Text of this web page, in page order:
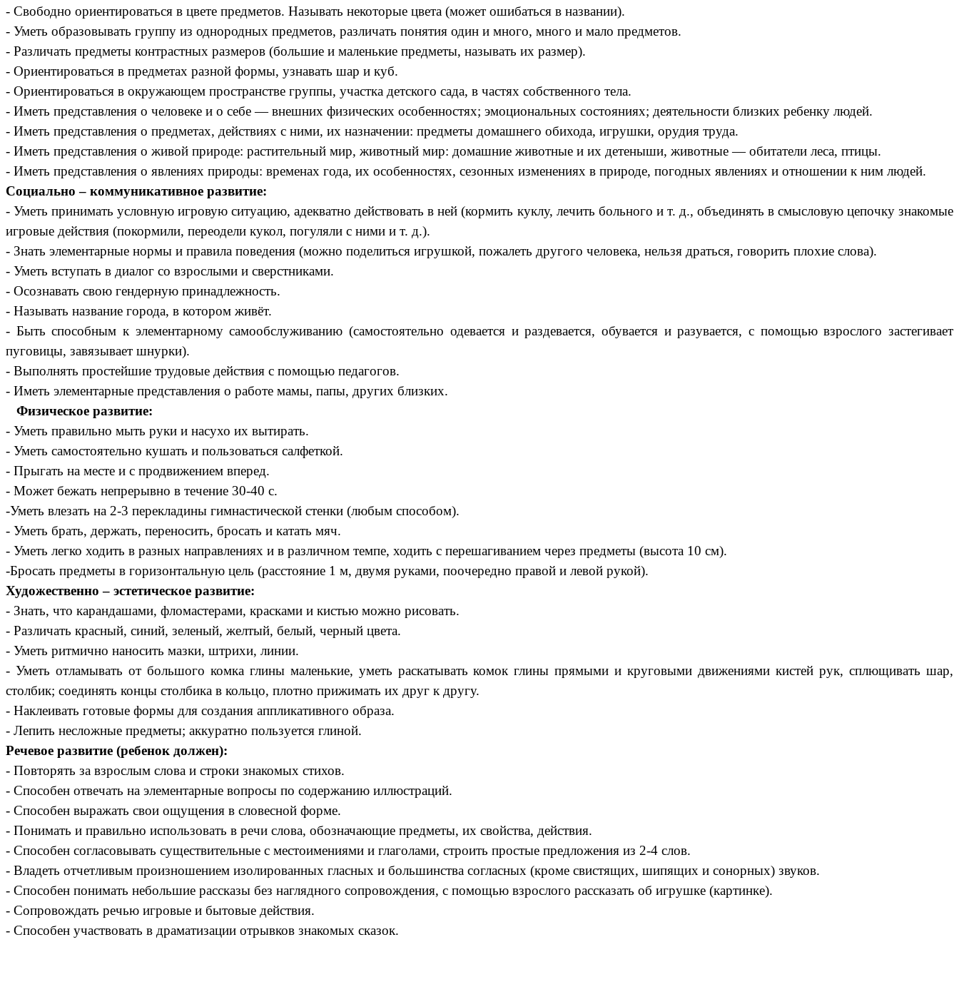
- Свободно ориентироваться в цвете предметов. Называть некоторые цвета (может ошибаться в названии).
- Уметь образовывать группу из однородных предметов, различать понятия один и много, много и мало предметов.
- Различать предметы контрастных размеров (большие и маленькие предметы, называть их размер).
- Ориентироваться в предметах разной формы, узнавать шар и куб.
- Ориентироваться в окружающем пространстве группы, участка детского сада, в частях собственного тела.
- Иметь представления о человеке и о себе — внешних физических особенностях; эмоциональных состояниях; деятельности близких ребенку людей.
- Иметь представления о предметах, действиях с ними, их назначении: предметы домашнего обихода, игрушки, орудия труда.
- Иметь представления о живой природе: растительный мир, животный мир: домашние животные и их детеныши, животные — обитатели леса, птицы.
- Иметь представления о явлениях природы: временах года, их особенностях, сезонных изменениях в природе, погодных явлениях и отношении к ним людей.
Социально – коммуникативное развитие:
- Уметь принимать условную игровую ситуацию, адекватно действовать в ней (кормить куклу, лечить больного и т. д., объединять в смысловую цепочку знакомые
игровые действия (покормили, переодели кукол, погуляли с ними и т. д.).
- Знать элементарные нормы и правила поведения (можно поделиться игрушкой, пожалеть другого человека, нельзя драться, говорить плохие слова).
- Уметь вступать в диалог со взрослыми и сверстниками.
- Осознавать свою гендерную принадлежность.
- Называть название города, в котором живёт.
- Быть способным к элементарному самообслуживанию (самостоятельно одевается и раздевается, обувается и разувается, с помощью взрослого застегивает
пуговицы, завязывает шнурки).
- Выполнять простейшие трудовые действия с помощью педагогов.
- Иметь элементарные представления о работе мамы, папы, других близких.
Физическое развитие:
- Уметь правильно мыть руки и насухо их вытирать.
- Уметь самостоятельно кушать и пользоваться салфеткой.
- Прыгать на месте и с продвижением вперед.
- Может бежать непрерывно в течение 30-40 с.
-Уметь влезать на 2-3 перекладины гимнастической стенки (любым способом).
- Уметь брать, держать, переносить, бросать и катать мяч.
- Уметь легко ходить в разных направлениях и в различном темпе, ходить с перешагиванием через предметы (высота 10 см).
-Бросать предметы в горизонтальную цель (расстояние 1 м, двумя руками, поочередно правой и левой рукой).
Художественно – эстетическое развитие:
- Знать, что карандашами, фломастерами, красками и кистью можно рисовать.
- Различать красный, синий, зеленый, желтый, белый, черный цвета.
- Уметь ритмично наносить мазки, штрихи, линии.
- Уметь отламывать от большого комка глины маленькие, уметь раскатывать комок глины прямыми и круговыми движениями кистей рук, сплющивать шар,
столбик; соединять концы столбика в кольцо, плотно прижимать их друг к другу.
- Наклеивать готовые формы для создания аппликативного образа.
- Лепить несложные предметы; аккуратно пользуется глиной.
Речевое развитие (ребенок должен):
- Повторять за взрослым слова и строки знакомых стихов.
- Способен отвечать на элементарные вопросы по содержанию иллюстраций.
- Способен выражать свои ощущения в словесной форме.
- Понимать и правильно использовать в речи слова, обозначающие предметы, их свойства, действия.
- Способен согласовывать существительные с местоимениями и глаголами, строить простые предложения из 2-4 слов.
- Владеть отчетливым произношением изолированных гласных и большинства согласных (кроме свистящих, шипящих и сонорных) звуков.
- Способен понимать небольшие рассказы без наглядного сопровождения, с помощью взрослого рассказать об игрушке (картинке).
- Сопровождать речью игровые и бытовые действия.
- Способен участвовать в драматизации отрывков знакомых сказок.